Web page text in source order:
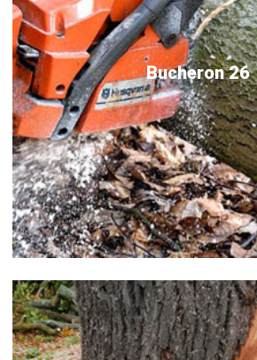
Bucheron 26